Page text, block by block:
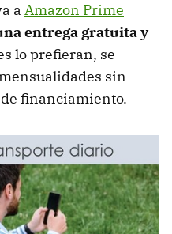
a Amazon Prime
entrega gratuita y
lo prefieran, se
sin
financiamiento.